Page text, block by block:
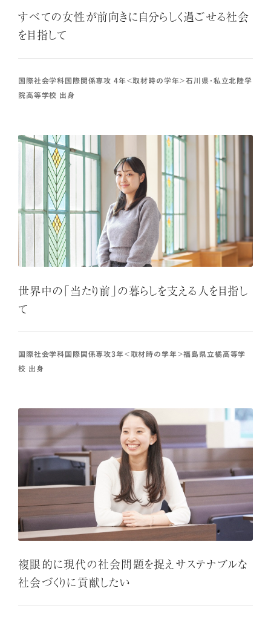
すべての女性が前向きに自分らしく過ごせる社会
を目指して
国際社会学科国際関係専攻 4年＜取材時の学年＞石川県・私立北陸学
院高等学校 出身
世界中の「当たり前」の暮らしを支える人を目指し
て
国際社会学科国際関係専攻3年＜取材時の学年＞福島県立橘高等学
校 出身
複眼的に現代の社会問題を捉えサステナブルな
社会づくりに貢献したい